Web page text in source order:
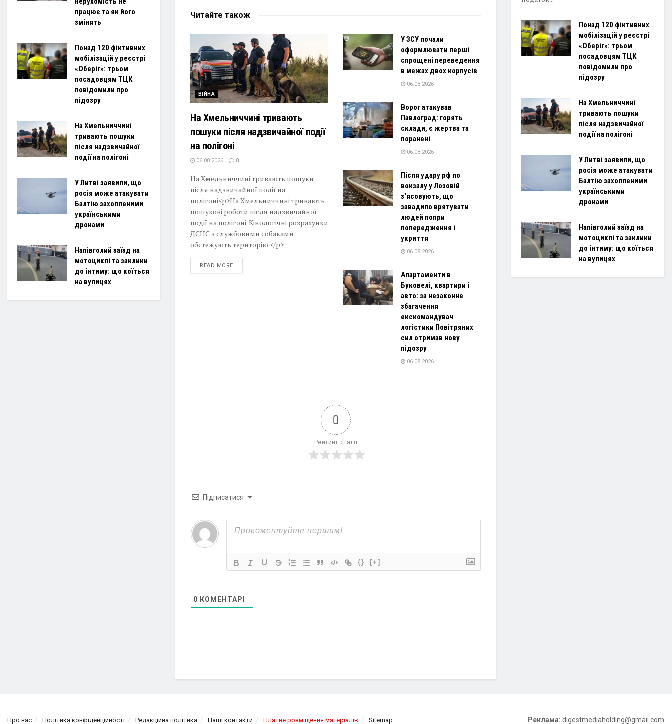
Читайте також
ВІЙНА
На Хмельниччині тривають
пошуки після надзвичайної події
на полігоні
06.08.2026 0
На Хмельниччині тривають пошуки
після надзвичайної події на
полігоні<p>На Хмельниччині тривають
пошукові роботи після надзвичайної
події на полігоні. Кінологічні розрахунки
ДСНС з службовими собаками
обстежують територію.</p>
READ MOREDETAILS
У ЗСУ почали
оформлювати перші
спрощені переведення
в межах двох корпусів
06.08.2026
Ворог атакував
Павлоград: горять
склади, є жертва та
поранені
06.08.2026
Після удару рф по
вокзалу у Лозовій
з'ясовують, що
завадило врятувати
людей попри
попередження і
укриття
06.08.2026
Апартаменти в
Буковелі, квартири і
авто: за незаконне
збагачення
екскомандувач
логістики Повітряних
сил отримав нову
підозру
06.08.2026
0
Рейтинг статті
Підписатися
{} [+]
0 КОМЕНТАРІ
працює та як його
змінять
Понад 120 фіктивних
мобілізацій у реєстрі
«Оберіг»: трьом
посадовцям ТЦК
повідомили про
підозру
На Хмельниччині
тривають пошуки
після надзвичайної
події на полігоні
У Литві заявили, що
росія може атакувати
Балтію захопленими
українськими
дронами
Напівголий заїзд на
мотоциклі та заклики
до інтиму: що коїться
на вулицях
Понад 120 фіктивних
мобілізацій у реєстрі
«Оберіг»: трьом
посадовцям ТЦК
повідомили про
підозру
На Хмельниччині
тривають пошуки
після надзвичайної
події на полігоні
У Литві заявили, що
росія може атакувати
Балтію захопленими
українськими
дронами
Напівголий заїзд на
мотоциклі та заклики
до інтиму: що коїться
на вулицях
Про нас Політика конфіденційності Редакційна політика Наші контакти Платне розміщення матеріалів Sitemap Реклама: digestmediaholding@gmail.com